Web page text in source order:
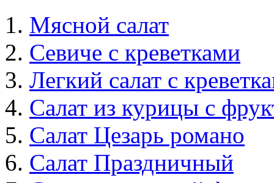
Мясной салат
Севиче с креветками
Легкий салат с
Салат из курицы с
Салат Цезарь романо
Салат Праздничный